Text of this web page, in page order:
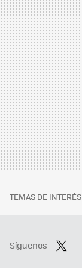
TEMAS DE INTERÉS
Síguenos